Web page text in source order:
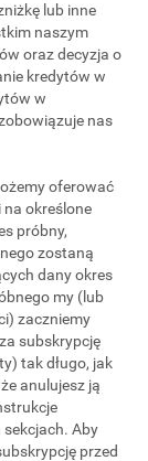
lub inne
naszym
oraz decyzja o
kredytów w
w
nas
oferować
na określone
próbny,
zostaną
dany okres
my (lub
zaczniemy
subskrypcję
tak długo, jak
anulujesz ją
Aby
przed